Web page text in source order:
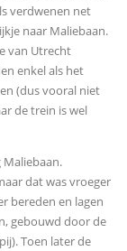
verdwenen net
naar Maliebaan.
van Utrecht
enkel als het
(dus vooral niet
de trein is wel
dat was vroeger
bereden en lagen
gebouwd door de
Toen later de